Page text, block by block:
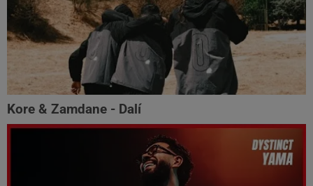
Kore & Zamdane - Dalí